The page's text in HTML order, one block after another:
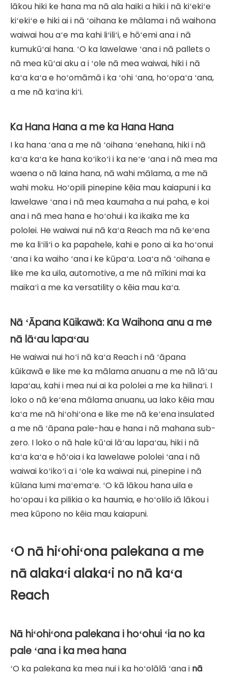
lākou hiki ke hana ma nā ala haiki a hiki i nā kiʻekiʻe
kiʻekiʻe e hiki ai i nā ʻoihana ke mālama i nā waihona
waiwai hou aʻe ma kahi liʻiliʻi, e hōʻemi ana i nā
kumukūʻai hana. ʻO ka lawelawe ʻana i nā pallets o
nā mea kūʻai aku a i ʻole nā ​​​​mea waiwai, hiki i nā
kaʻa kaʻa e hoʻomāmā i ka ʻohi ʻana, hoʻopaʻa ʻana,
a me nā kaʻina kiʻi.
Ka Hana Hana a me ka Hana Hana
I ka hana ʻana a me nā ʻoihana ʻenehana, hiki i nā
kaʻa kaʻa ke hana koʻikoʻi i ka neʻe ʻana i nā mea ma
waena o nā laina hana, nā wahi mālama, a me nā
wahi moku. Hoʻopili pinepine kēia mau kaiapuni i ka
lawelawe ʻana i nā mea kaumaha a nui paha, e koi
ana i nā mea hana e hoʻohui i ka ikaika me ka
pololei. He waiwai nui nā kaʻa Reach ma nā keʻena
me ka liʻiliʻi o ka papahele, kahi e pono ai ka hoʻonui
ʻana i ka waiho ʻana i ke kūpaʻa. Loaʻa nā ʻoihana e
like me ka uila, automotive, a me nā mīkini mai ka
maikaʻi a me ka versatility o kēia mau kaʻa.
Nā ʻĀpana Kūikawā: Ka Waihona anu a me
nā lāʻau lapaʻau
He waiwai nui hoʻi nā kaʻa Reach i nā ʻāpana
kūikawā e like me ka mālama anuanu a me nā lāʻau
lapaʻau, kahi i mea nui ai ka pololei a me ka hilinaʻi. I
loko o nā keʻena mālama anuanu, ua lako kēia mau
kaʻa me nā hiʻohiʻona e like me nā keʻena insulated
a me nā ʻāpana pale-hau e hana i nā mahana sub-
zero. I loko o nā hale kūʻai lāʻau lapaʻau, hiki i nā
kaʻa kaʻa e hōʻoia i ka lawelawe pololei ʻana i nā
waiwai koʻikoʻi a i ʻole ka waiwai nui, pinepine i nā
kūlana lumi maʻemaʻe. ʻO kā lākou hana uila e
hoʻopau i ka pilikia o ka haumia, e hoʻolilo iā lākou i
mea kūpono no kēia mau kaiapuni.
ʻO nā hiʻohiʻona palekana a me
nā alakaʻi alakaʻi no nā kaʻa
Reach
Nā hiʻohiʻona palekana i hoʻohui ʻia no ka
pale ʻana i ka mea hana
ʻO ka palekana ka mea nui i ka hoʻolālā ʻana i nā